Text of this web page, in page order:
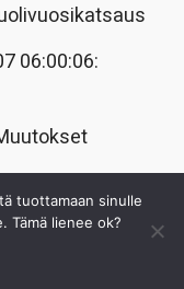
06:00:06:
tuottamaan sinulle
Tämä lienee ok?